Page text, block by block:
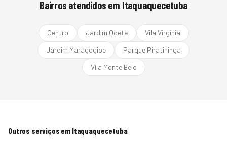
Bairros atendidos em Itaquaquecetuba
Centro Jardim Odete
Vila Virgínia
Jardim Maragogipe
Parque Piratininga
Vila Monte Belo
Outros serviços em Itaquaquecetuba